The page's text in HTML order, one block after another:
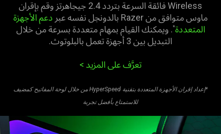
Wireless فائقة السرعة بتردد 2.4 جيجاهرتز وقم بإقران
ماوس متوافق من Razer بالدونجل نفسه عبر
دعم الأجهزة
المتعددة*. ويمكنك القيام بمهام متعددة بسرعة من خلال
التبديل بين 3 أجهزة تعمل بالبلوتوث.
تعرَّف على المزيد >‏
*إعداد إقران الأجهزة المتعددة بتقنية HyperSpeed من خلال لوحة المفاتيح كمضيف
للاستمتاع بأفضل تجربة